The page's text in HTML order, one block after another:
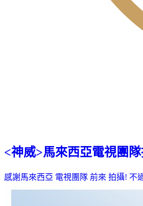
<神威>馬來西亞電視團
感謝馬來西亞 電視團隊 前來 拍攝!